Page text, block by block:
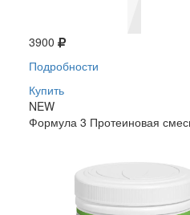
3900
Подробности
Купить
NEW
Формула 3 Протеиновая